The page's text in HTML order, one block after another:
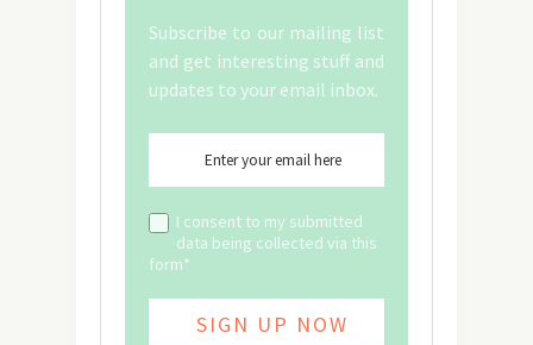
Subscribe to our mailing list
and get interesting stuff and
updates to your email inbox.
I consent to my submitted
data being collected via this
form*